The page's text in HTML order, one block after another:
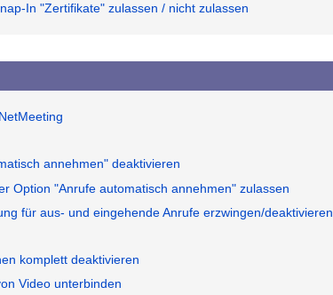
In "Zertifikate" zulassen / nicht zulassen
annehmen" deaktivieren
Option "Anrufe automatisch annehmen" zulassen
für aus- und eingehende Anrufe erzwingen/deaktivieren
komplett deaktivieren
Video unterbinden